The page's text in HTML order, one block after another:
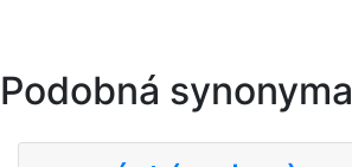
Podobná synonyma